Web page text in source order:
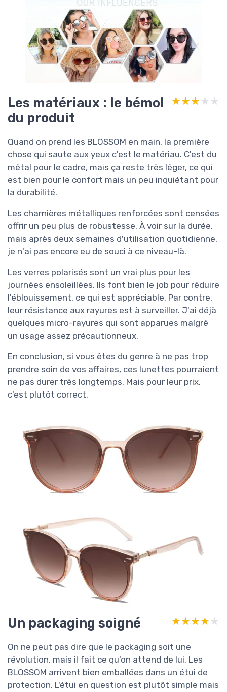
Les matériaux : le bémol
du produit
★★★★★
★★★★★
Quand on prend les BLOSSOM en main, la première
chose qui saute aux yeux c'est le matériau. C'est du
métal pour le cadre, mais ça reste très léger, ce qui
est bien pour le confort mais un peu inquiétant pour
la durabilité.
Les charnières métalliques renforcées sont censées
offrir un peu plus de robustesse. À voir sur la durée,
mais après deux semaines d'utilisation quotidienne,
je n'ai pas encore eu de souci à ce niveau-là.
Les verres polarisés sont un vrai plus pour les
journées ensoleillées. Ils font bien le job pour réduire
l'éblouissement, ce qui est appréciable. Par contre,
leur résistance aux rayures est à surveiller. J'ai déjà
quelques micro-rayures qui sont apparues malgré
un usage assez précautionneux.
En conclusion, si vous êtes du genre à ne pas trop
prendre soin de vos affaires, ces lunettes pourraient
ne pas durer très longtemps. Mais pour leur prix,
c'est plutôt correct.
Un packaging soigné ★★★★★
★★★★★
On ne peut pas dire que le packaging soit une
révolution, mais il fait ce qu'on attend de lui. Les
BLOSSOM arrivent bien emballées dans un étui de
protection. L'étui en question est plutôt simple mais